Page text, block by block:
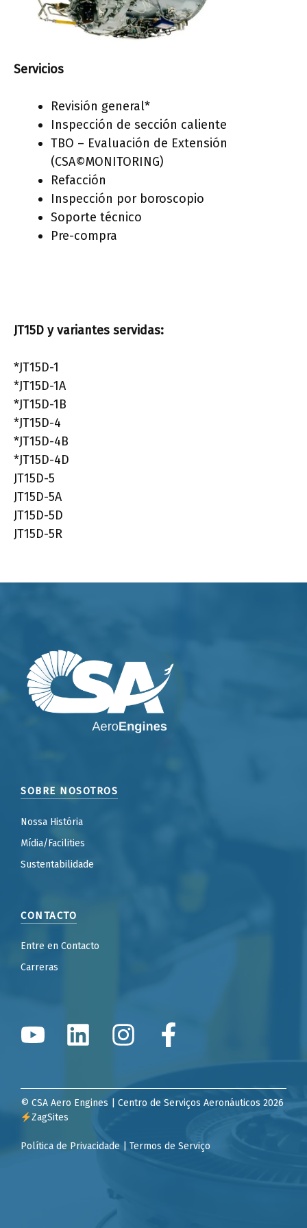
Servicios
Revisión general*
Inspección de sección caliente
TBO – Evaluación de Extensión
(CSA©MONITORING)
Refacción
Inspección por boroscopio
Soporte técnico
Pre-compra
JT15D y variantes servidas:
*JT15D-1
*JT15D-1A
*JT15D-1B
*JT15D-4
*JT15D-4B
*JT15D-4D
JT15D-5
JT15D-5A
JT15D-5D
JT15D-5R
SOBRE NOSOTROS
Nossa História
Mídia/Facilities
Sustentabilidade
CONTACTO
Entre en Contacto
Carreras
© CSA Aero Engines | Centro de Serviços Aeronáuticos 2026
ZagSites
Política de Privacidade | Termos de Serviço